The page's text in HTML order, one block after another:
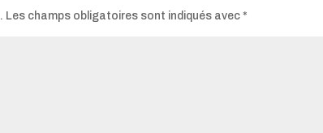
Les champs obligatoires sont indiqués avec*